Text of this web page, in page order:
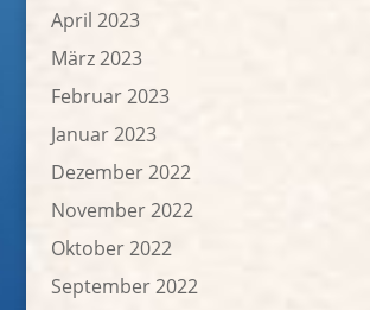
April 2023
März 2023
Februar 2023
Januar 2023
Dezember 2022
November 2022
Oktober 2022
September 2022